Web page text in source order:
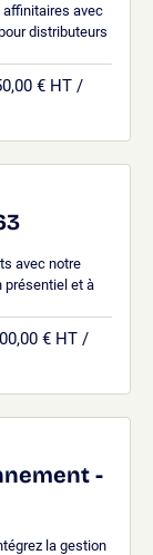
avec
distributeurs
€ HT /
avec notre
présentiel et à
€ HT /
-
la gestion